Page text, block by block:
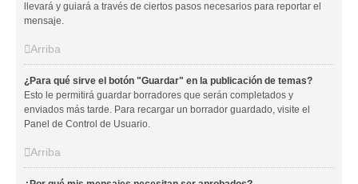
llevará y guiará a través de ciertos pasos necesarios para reportar el
mensaje.
Arriba
¿Para qué sirve el botón "Guardar" en la publicación de temas?
Esto le permitirá guardar borradores que serán completados y
enviados más tarde. Para recargar un borrador guardado, visite el
Panel de Control de Usuario.
Arriba